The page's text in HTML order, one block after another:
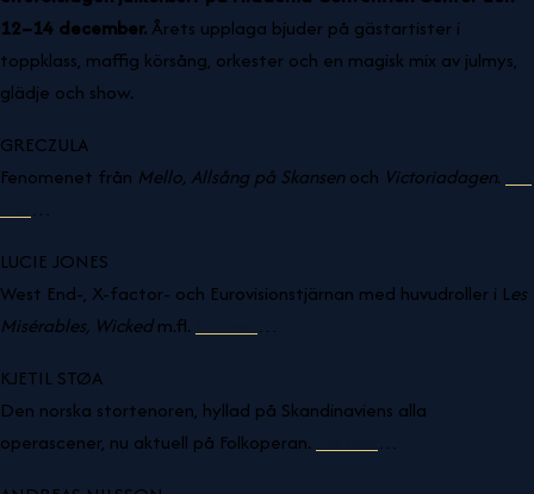
12–14 december.Årets upplaga bjuder på gästartister i
toppklass, maffig körsång, orkester och en magisk mix av julmys,
glädje och show.
GRECZULA
Fenomenet från Mello, Allsång på Skansenoch Victoriadagen.
…
LUCIE JONES
West End-, X-factor- och Eurovisionstjärnan med huvudroller i Les
Misérables, Wickedm.fl.
…
KJETIL STØA
Den norska stortenoren, hyllad på Skandinaviens alla
operascener, nu aktuell på Folkoperan.
…